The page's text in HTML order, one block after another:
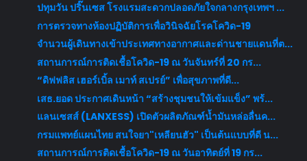
ปทุมวัน ปริ๊นเซส โรงแรมสะดวกปลอดภัยใจกลางกรุงเทพฯ ...
การตรวจทางห้องปฏิบัติการเพื่อวินิจฉัยโรคโควิด-19
จำนวนผู้เดินทางเข้าประเทศทางอากาศและด่านชายแดนที่ต...
สถานการณ์การติดเชื้อโควิด-19 ณ วันจันทร์ที่ 20 กร...
“ดิฟฟลิส เฮอร์เบิ้ล เมาท์ สเปรย์” เพื่อสุขภาพที่ดี...
เสธ.ยอด ประกาศเดินหน้า “สร้างชุมชนให้เข้มแข็ง” พร้...
แลนเซสส์ (LANXESS) เปิดตัวผลิตภัณฑ์น้ำมันหล่อลื่นค...
กรมแพทย์แผนไทย สนใจยา"เหลียนฮัว" เป็นต้นแบบที่ดี น...
สถานการณ์การติดเชื้อโควิด-19 ณ วันอาทิตย์ที่ 19 กร...